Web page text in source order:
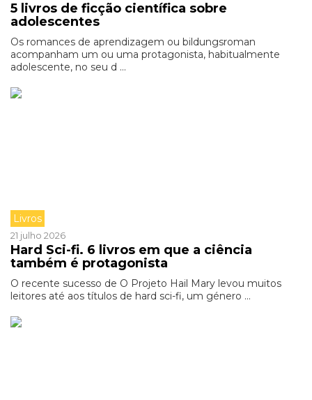
5 livros de ficção científica sobre
adolescentes
Os romances de aprendizagem ou bildungsroman
acompanham um ou uma protagonista, habitualmente
adolescente, no seu d ...
Livros
21 julho 2026
Hard Sci-fi. 6 livros em que a ciência
também é protagonista
O recente sucesso de O Projeto Hail Mary levou muitos
leitores até aos títulos de hard sci-fi, um género ...